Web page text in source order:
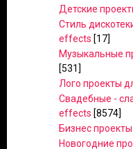
Детские
Стиль
effects [17]
Музыкальные
[531]
Лого проекты
Свадебные -
effects [8574]
Бизнес
Новогодние